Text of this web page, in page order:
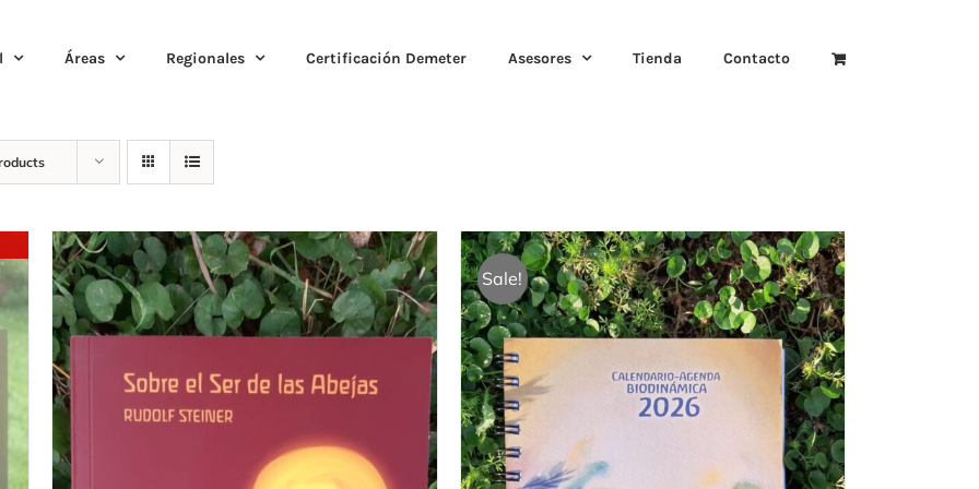
Áreas Regionales Certificación Demeter Asesores Tienda Contacto
Sale!